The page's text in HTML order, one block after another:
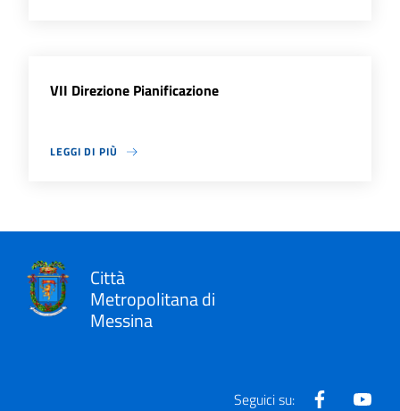
VII Direzione Pianificazione
LEGGI DI PIÙ
Città
Metropolitana di
Messina
Seguici su: Facebook